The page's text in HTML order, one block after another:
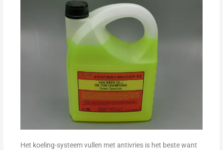
Het koeling-systeem vullen met antivries is het beste want